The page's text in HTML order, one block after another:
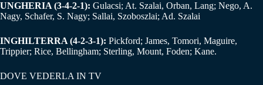
UNGHERIA (3-4-2-1): Gulacsi; At. Szalai, Orban, Lang; Nego, A.
Nagy, Schafer, S. Nagy; Sallai, Szoboszlai; Ad. Szalai
INGHILTERRA (4-2-3-1): Pickford; James, Tomori, Maguire,
Trippier; Rice, Bellingham; Sterling, Mount, Foden; Kane.
DOVE VEDERLA IN TV